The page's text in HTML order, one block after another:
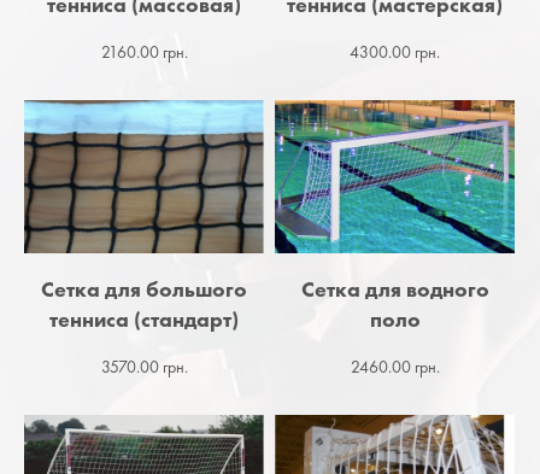
2160.00 грн. 4300.00 грн.
Сетка для большого
тенниса (стандарт)
3570.00 грн.
Сетка для водного
поло
2460.00 грн.